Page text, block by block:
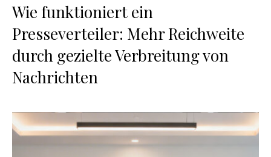
Wie funktioniert ein
Presseverteiler: Mehr Reichweite
durch gezielte Verbreitung von
Nachrichten